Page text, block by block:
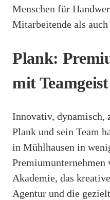
Menschen für
Mitarbeitende als
Plank:
mit Teamgeist
Innovativ, dynamisch,
Plank und sein Team
in Mühlhausen in
Premiumunternehmen
Akademie, das
Agentur und die